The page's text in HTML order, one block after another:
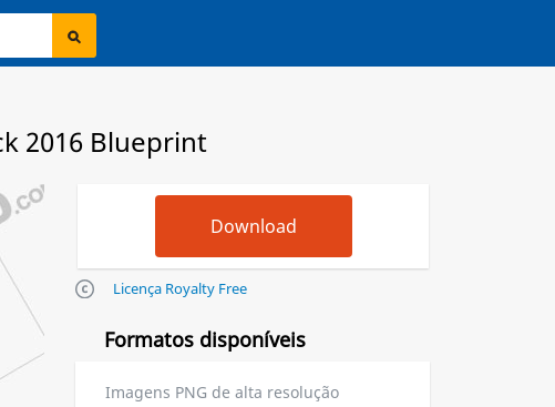
2016 Blueprint
Licença Royalty Free
Formatos disponíveis
Imagens PNG de alta resolução